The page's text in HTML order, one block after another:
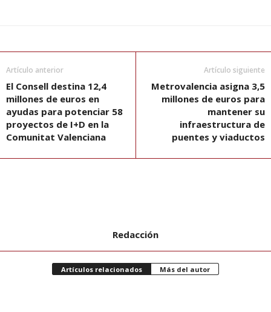
Artículo anterior
El Consell destina 12,4
millones de euros en
ayudas para potenciar 58
proyectos de I+D en la
Comunitat Valenciana
Artículo siguiente
Metrovalencia asigna 3,5
millones de euros para
mantener su
infraestructura de
puentes y viaductos
Redacción
Artículos relacionados Más del autor